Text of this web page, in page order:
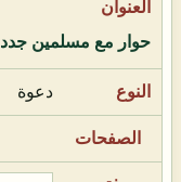
حوار مع مسلمين جدد
دعوة